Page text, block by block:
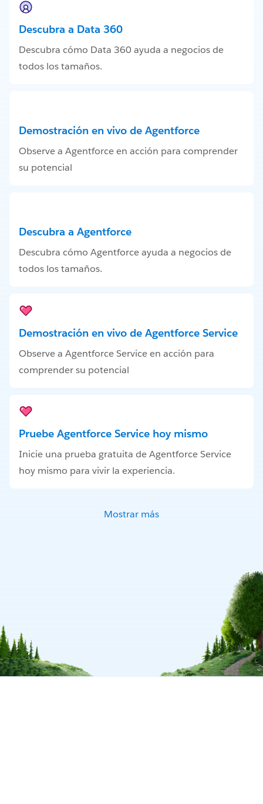
Descubra a Data 360
Descubra cómo Data 360 ayuda a negocios de
todos los tamaños.
Demostración en vivo de Agentforce
Observe a Agentforce en acción para comprender
su potencial
Descubra a Agentforce
Descubra cómo Agentforce ayuda a negocios de
todos los tamaños.
Demostración en vivo de Agentforce Service
Observe a Agentforce Service en acción para
comprender su potencial
Pruebe Agentforce Service hoy mismo
Inicie una prueba gratuita de Agentforce Service
hoy mismo para vivir la experiencia.
Mostrar más